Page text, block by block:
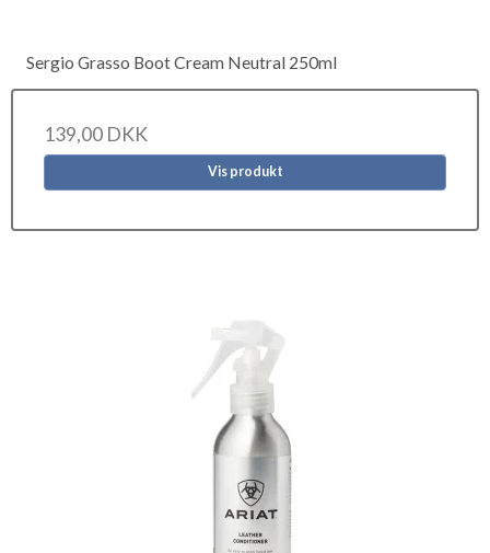
Sergio Grasso Boot Cream Neutral 250ml
139,00 DKK
Vis produkt